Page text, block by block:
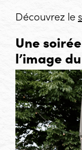
Découvrez le
Une
l’image